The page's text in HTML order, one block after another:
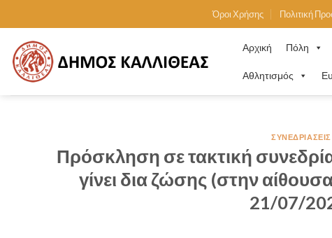
to
content
Όροι Χρήσης Πολιτική
Αρχική Πόλη
Αθλητισμός
Πρόσκληση σε τακτική
γίνει δια ζώσης (στην
21/07/